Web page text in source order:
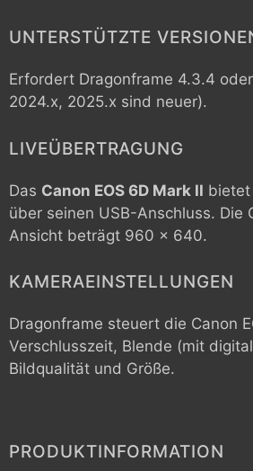
UNTERSTÜTZTE
Erfordert Dragonframe 4.3.4
2024.x, 2025.x sind neuer).
LIVEÜBERTRAGUNG
Das Canon EOS 6D Mark II
über seinen USB-Anschluss. Die
Ansicht beträgt 960 x 640.
KAMERAEINSTELLUNGEN
Dragonframe steuert die Canon
Verschlusszeit, Blende (mit
Bildqualität und Größe.
PRODUKTINFORMATION